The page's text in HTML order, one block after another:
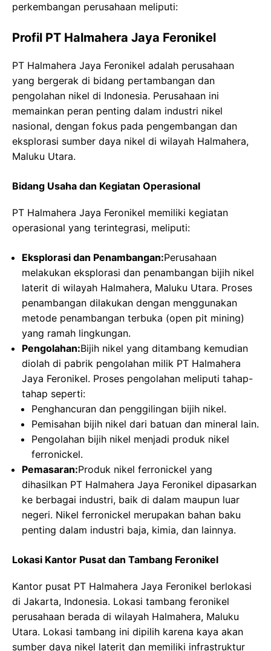
perkembangan perusahaan meliputi:
Profil PT Halmahera Jaya Feronikel
PT Halmahera Jaya Feronikel adalah perusahaan
yang bergerak di bidang pertambangan dan
pengolahan nikel di Indonesia. Perusahaan ini
memainkan peran penting dalam industri nikel
nasional, dengan fokus pada pengembangan dan
eksplorasi sumber daya nikel di wilayah Halmahera,
Maluku Utara.
Bidang Usaha dan Kegiatan Operasional
PT Halmahera Jaya Feronikel memiliki kegiatan
operasional yang terintegrasi, meliputi:
Eksplorasi dan Penambangan:Perusahaan
melakukan eksplorasi dan penambangan bijih nikel
laterit di wilayah Halmahera, Maluku Utara. Proses
penambangan dilakukan dengan menggunakan
metode penambangan terbuka (open pit mining)
yang ramah lingkungan.
Pengolahan:Bijih nikel yang ditambang kemudian
diolah di pabrik pengolahan milik PT Halmahera
Jaya Feronikel. Proses pengolahan meliputi tahap-
tahap seperti:
Penghancuran dan penggilingan bijih nikel.
Pemisahan bijih nikel dari batuan dan mineral lain.
Pengolahan bijih nikel menjadi produk nikel
ferronickel.
Pemasaran:Produk nikel ferronickel yang
dihasilkan PT Halmahera Jaya Feronikel dipasarkan
ke berbagai industri, baik di dalam maupun luar
negeri. Nikel ferronickel merupakan bahan baku
penting dalam industri baja, kimia, dan lainnya.
Lokasi Kantor Pusat dan Tambang Feronikel
Kantor pusat PT Halmahera Jaya Feronikel berlokasi
di Jakarta, Indonesia. Lokasi tambang feronikel
perusahaan berada di wilayah Halmahera, Maluku
Utara. Lokasi tambang ini dipilih karena kaya akan
sumber daya nikel laterit dan memiliki infrastruktur